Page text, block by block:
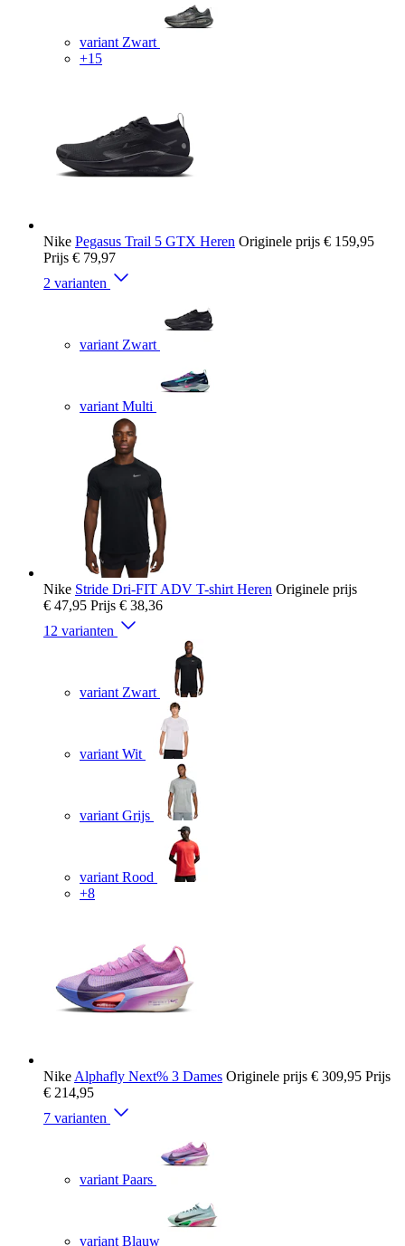
variant Zwart
+15
Nike Pegasus Trail 5 GTX Heren Originele prijs € 159,95
Prijs € 79,97
2 varianten
variant Zwart
variant Multi
Nike Stride Dri-FIT ADV T-shirt Heren Originele prijs
€ 47,95 Prijs € 38,36
12 varianten
variant Zwart
variant Wit
variant Grijs
variant Rood
+8
Nike Alphafly Next% 3 Dames Originele prijs € 309,95 Prijs
€ 214,95
7 varianten
variant Paars
variant Blauw